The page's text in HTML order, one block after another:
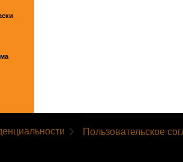
Пользовательское